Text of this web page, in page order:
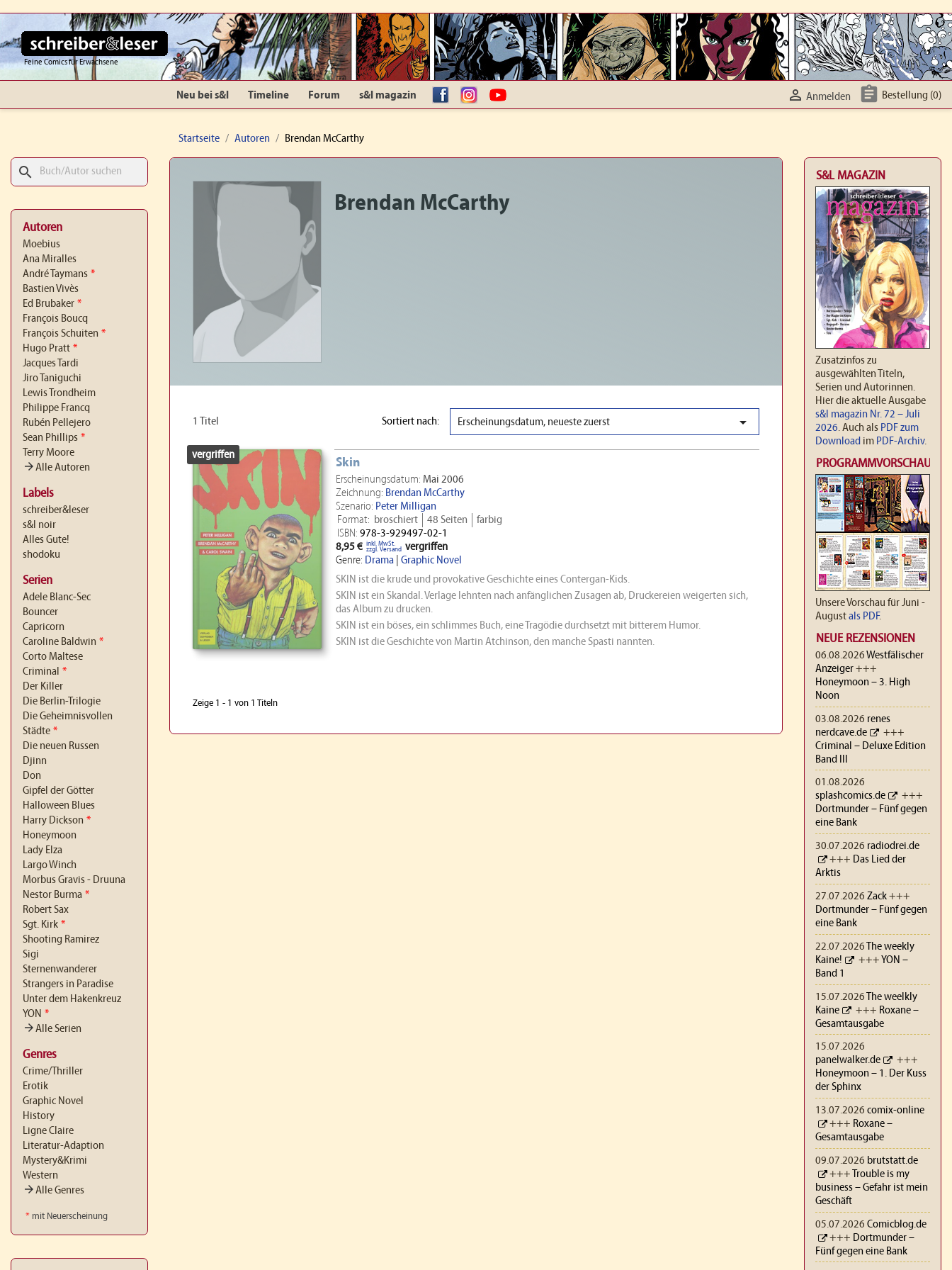
Feine Comics für Erwachsene
Neu bei s&l Timeline Forum s&l magazin facebookInstagramYouTube  Anmelden  Bestellung (0)
Startseite Autoren Brendan McCarthy
search
Autoren
Moebius
Ana Miralles
André Taymans *
Bastien Vivès
Ed Brubaker *
François Boucq
François Schuiten *
Hugo Pratt *
Jacques Tardi
Jiro Taniguchi
Lewis Trondheim
Philippe Francq
Rubén Pellejero
Sean Phillips *
Terry Moore
arrow_forwardAlle Autoren
Labels
schreiber&leser
s&l noir
Alles Gute!
shodoku
Serien
Adele Blanc-Sec
Bouncer
Capricorn
Caroline Baldwin *
Corto Maltese
Criminal *
Der Killer
Die Berlin-Trilogie
Die Geheimnisvollen
Städte *
Die neuen Russen
Djinn
Don
Gipfel der Götter
Halloween Blues
Harry Dickson *
Honeymoon
Lady Elza
Largo Winch
Morbus Gravis - Druuna
Nestor Burma *
Robert Sax
Sgt. Kirk *
Shooting Ramirez
Sigi
Sternenwanderer
Strangers in Paradise
Unter dem Hakenkreuz
YON *
arrow_forwardAlle Serien
Genres
Crime/Thriller
Erotik
Graphic Novel
History
Ligne Claire
Literatur-Adaption
Mystery&Krimi
Western
arrow_forwardAlle Genres
* mit Neuerscheinung
Brendan McCarthy
1 Titel Sortiert nach: Erscheinungsdatum, neueste zuerst 
vergriffen
Skin
Erscheinungsdatum: Mai 2006
Zeichnung: Brendan McCarthy
Szenario: Peter Milligan
Format: broschiert 48 Seiten
farbig
ISBN: 978-3-929497-02-1
8,95 € inkl. MwSt.
zzgl. Versand vergriffen
Genre: Drama
Graphic Novel
SKIN ist die krude und provokative Geschichte eines Contergan-Kids.
SKIN ist ein Skandal. Verlage lehnten nach anfänglichen Zusagen ab, Druckereien weigerten sich,
das Album zu drucken.
SKIN ist ein böses, ein schlimmes Buch, eine Tragödie durchsetzt mit bitterem Humor.
SKIN ist die Geschichte von Martin Atchinson, den manche Spasti nannten.
Zeige 1 - 1 von 1 Titeln
S&L MAGAZIN
Zusatzinfos zu
ausgewählten Titeln,
Serien und Autorinnen.
Hier die aktuelle Ausgabe
s&l magazin Nr. 72 – Juli
2026. Auch als PDF zum
Download im PDF-Archiv.
PROGRAMMVORSCHAU
Unsere Vorschau für Juni -
Augustals PDF.
NEUE REZENSIONEN
06.08.2026Westfälischer
Anzeiger+++
Honeymoon – 3. High
Noon
03.08.2026 renes
nerdcave.de
+++
Criminal – Deluxe Edition
Band III
01.08.2026
splashcomics.de
+++
Dortmunder – Fünf gegen
eine Bank
30.07.2026 radiodrei.de
+++ Das Lied der
Arktis
27.07.2026 Zack+++
Dortmunder – Fünf gegen
eine Bank
22.07.2026
The weekly
Kaine!
+++YON –
Band 1
15.07.2026The weelkly
Kaine
+++ Roxane –
Gesamtausgabe
15.07.2026
panelwalker.de
+++
Honeymoon – 1. Der Kuss
der Sphinx
13.07.2026 comix-online
+++ Roxane –
Gesamtausgabe
09.07.2026 brutstatt.de
+++
Trouble is my
business – Gefahr ist mein
Geschäft
05.07.2026 Comicblog.de
+++ Dortmunder –
Fünf gegen eine Bank